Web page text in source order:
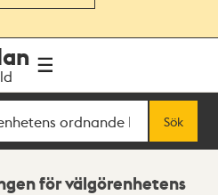
Sök
för välgörenhetens